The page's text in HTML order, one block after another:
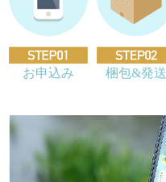
お申込み 梱包&発送